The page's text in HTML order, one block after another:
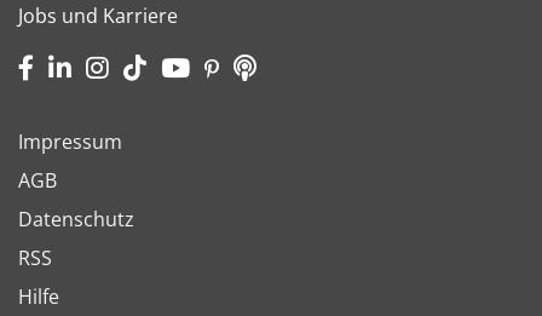
Jobs und Karriere
Impressum
AGB
Datenschutz
RSS
Hilfe